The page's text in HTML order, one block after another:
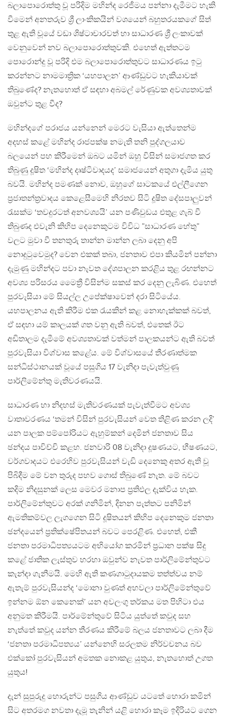
බලාපොරොත්තු වූ පරිදිම මහින්ද රෙජීමය පන්නා දැමීමට හැකි
වීමෙන් අනතරුව ශ්‍රී ලාංකිකයින් වශයෙන් බහුතරයකගේ සිත්
තුළ ඇති වූයේ වඩා ශිෂ්ටාචාරවත් හා සාධාරණ ශ්‍රී ලංකාවක්
වෙනුවෙන් නව බලාපොරොත්තුවකි. එහෙත් ඇත්තටම
පොරොන්දු වූ පරිදි එම බලාපොරොත්තුවට සාධාරණය ඉටු
කරන්නට නාමමාත්‍රික ‘යහපාලන’ ආණ්ඩුවට හැකියාවක්
තිබුණේද? නැතහොත් ඒ සඳහා අබමල් රේණුවක අවශ්‍යතාවක්
ඔවුන්ට තුළ වීද?
මහින්දගේ පරාජය යන්නෙන් මෙරට වැසියා ඇත්තෙන්ම
අදහස් කළේ මහින්ද රාජපක්ෂ නමැති තනි පුද්ගලයාව
බලයෙන් පහ කිරීමෙන් ඔබට යමින් ඔහු විසින් සමාජගත කර
තිබුණු දූෂිත ‘මහින්ද දෘෂ්ටිවාදයද’ සමාජයෙන් අතුගා දැමිය යුතු
බවයි. මහින්ද පමණක් නොව, ඔහුගේ සාටකයේ එල්ලීගෙන
ප්‍රජාතන්ත්‍රවාදය කෙළෙසීමෙහි නිරතව සිටි දූෂිත දේසපාලුවන්
රැසක්ම ‘තවදුරටත් අනවශ්‍යයි’ යන පණිවුඩය එතුළ ගැබ් වී
තිබුණද එවැනි කිහිප දෙනෙකුටම විවිධ ”සාධාරණ හේතු”
වලට මුවා වී තනතුරු තාන්න මාන්න ලබා දෙනු අපි
නොදුටුවෙමුද? වෙන එකක් තබා, ජනතාව එපා කියමින් පන්නා
දැමුණු මහින්දට පවා නැවත දේශපාලන කරළිය තුළ රඟන්නට
අවශ්‍ය පරිසරය මෛත්‍රී විසින්ම සකස් කර දෙනු ලැබිණ. එහෙත්
පුරවැසියා මේ සියල්ල උපේක්ෂාවෙන් දරා සිටියේය.
යහපාලනය ඇති කිරීම එක රැයකින් කළ නොහැක්කක් බවත්,
ඒ සඳහා යම් කාලයක් ගත වනු ඇති බවත්, එතෙක් ඊට
අඩිතාලම දැමීමේ අවශ්‍යතාවක් වත්මන් පාලකයන්ට ඇති බවත්
පුරවැසියා විශ්වාස කළේය. මේ විශ්වාසයේ තීරණාත්මක
සන්ධිස්ථානයක් වූයේ පසුගිය 17 වැනිදා පැවැත්වුණු
පාර්ලිමේන්තු මැතිවරණයයි.
සාධාරණ හා නිදහස් මැතිවරණයක් පැවැත්වීමට අවශ්‍ය
වාතාවරණය ‘තමන් විසින් පුරවැසියන් වෙත තිළිණ කරන ලදි’
යන පාලක පම්පෝරියට ඇහුම්කන් දෙමින් ජනතාව සිය
ඡන්දය පාවිච්චි කළහ. ජනවාරි 08 වැනිදා දූෂණයට, භීෂණයට,
වර්ගවාදයට එරෙහිව පුරවැසියන් වැඩි දෙනෙකු අතර ඇති වූ
පිබිදීම මේ වන තුරුද පහව ගොස් තිබුණේ නැත. මේ බවට
කදිම නිදසුනක් ලෙස මෙවර මනාප ප්‍රතිඵල දැක්විය හැක.
පාර්ලිමේන්තුවට අරක් ගනිමින්, දිනන පැත්තට පනිමින්
ඇමතිකම්වල ලැගගෙන සිටි දූෂිතයන් කිහිප දෙනෙකුම ජනතා
ඡන්දයෙන් ප්‍රතික්ෂේපිතයන් බවට පෙරළිණ. එහෙත්, එකී
ජනතා පරමාධිපත්‍යයටම අභියෝග කරමින් ප්‍රධාන පක්ෂ සිදු
කළේ ජාතික ලැස්තුව හරහා ඔවුන්ව නැවත පාර්ලිමේන්තුවට
කැන්දා ගැනීමයි. මෙහි ඇති කණගාටුදායකම තත්ත්වය නම්
ඇතැම් පුරවැසියන්ද ‘මොනා වුණත් අහවලා පාර්ලිමේන්තුවේ
ඉන්නම ඕන කෙනෙක්’ යන අවලංගු තර්කය මත පිහිටා එය
අනුමත කිරීමයි. පාර්මේන්තුවේ සිටිය යුත්තේ කවුද සහ
නැත්තේ කවුද යන්න තීරණය කිරීමේ බලය ජනතාවට ලබා දීම
‘ජනතා පරමාධිපත්‍යය’ යන්නෙහි සරලතම නිර්වචනය බව
එක්කෝ පුරවැසියන් අමතක නොකළ යුතුය, නැතහොත් උගත
යුතුය!
දැන් සුපුරුදු හොරුන්ට පසුගිය ආණ්ඩුව යටතේ හොරා කමින්
සිට අතරමග නවතා දැමූ තැනින් යළි හොරා කෑම ඉදිරියට ගෙන